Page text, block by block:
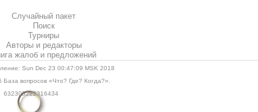
Случайный пакет
Поиск
Турниры
Авторы и редакторы
жалоб и предложений
Sun Dec 23 00:47:09 MSK 2018
База вопросов «Что? Где? Когда?».
632305222316434